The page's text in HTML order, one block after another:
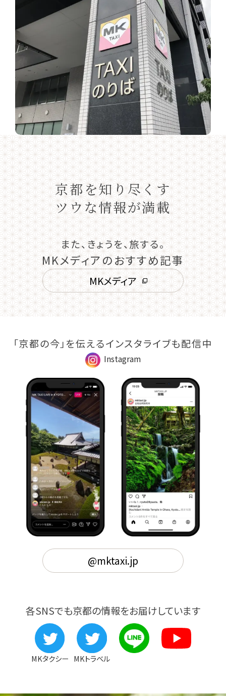
京都を知り尽くす
ツウな情報が満載
また、きょうを、旅する。
MKメディアのおすすめ記事
MKメディア
「京都の今」を伝えるインスタライブも配信中
Instagram
@mktaxi.jp
各SNSでも京都の情報をお届けしています
MKタクシー MKトラベル